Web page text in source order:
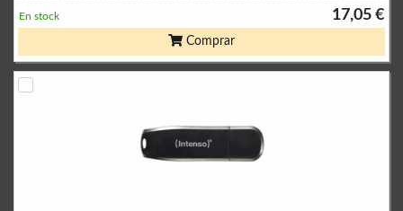
17,05 €
En stock
Comprar